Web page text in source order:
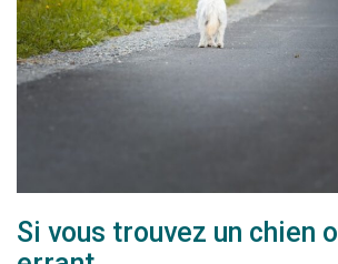
Si vous trouvez un chien